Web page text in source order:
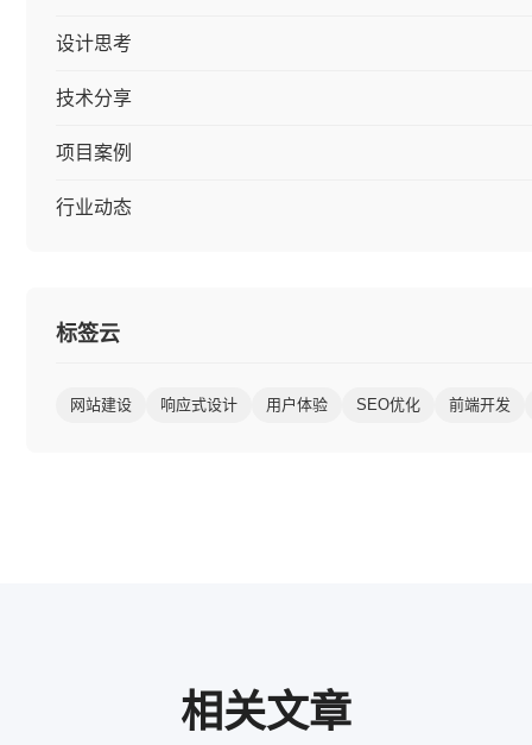
设计思考
技术分享
项目案例
行业动态
标签云
网站建设 响应式设计 用户体验 SEO优化 前端开发
相关文章